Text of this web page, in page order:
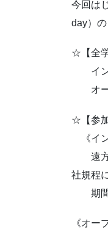
今回は
day）の
☆【全
イン
オー
☆【参
《イン
遠方
社規程
期間
《オー